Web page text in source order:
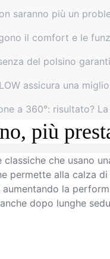
saranno più un
il comfort e le
del polsino
assicura una
a 360°: risultato?
più
che usano
permette alla calza
la
dopo lunghe